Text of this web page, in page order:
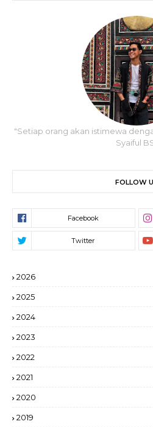
"Setiap orang akan istimewa
Syaiful
FOLLOW
2026
2025
2024
2023
2022
2021
2020
2019